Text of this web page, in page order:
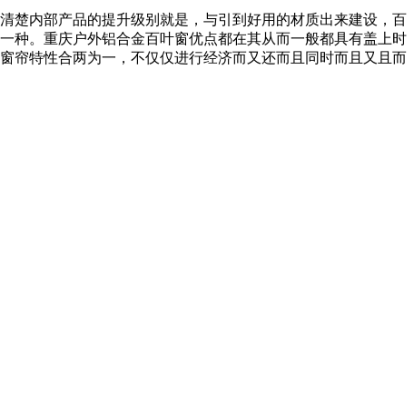
楚内部产品的提升级别就是，与引到好用的材质出来建设，百
种。重庆户外铝合金百叶窗优点都在其从而一般都具有盖上时
帘特性合两为一，不仅仅进行经济而又还而且同时而且又且而